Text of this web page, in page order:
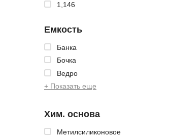
1,146
Емкость
Банка
Бочка
Ведро
+ Показать еще
Хим. основа
Метилсиликоновое